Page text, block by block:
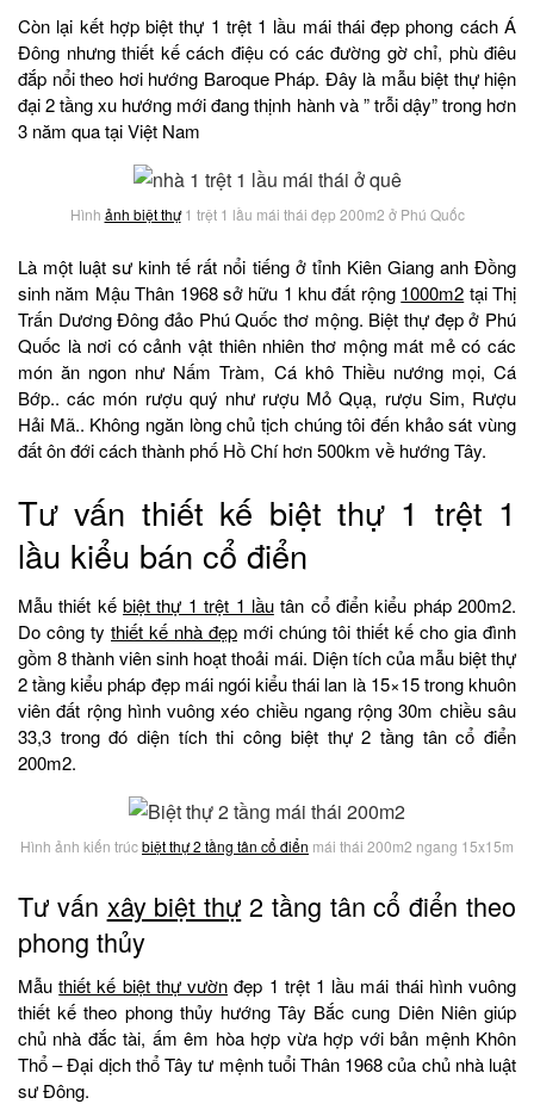
Còn lại kết hợp biệt thự 1 trệt 1 lầu mái thái đẹp phong cách Á
Đông nhưng thiết kế cách điệu có các đường gờ chỉ, phù điêu
đắp nổi theo hơi hướng Baroque Pháp. Đây là mẫu biệt thự hiện
đại 2 tầng xu hướng mới đang thịnh hành và ” trỗi dậy” trong hơn
3 năm qua tại Việt Nam
Hình ảnh biệt thự1 trệt 1 lầu mái thái đẹp 200m2 ở Phú Quốc
Là một luật sư kinh tế rất nổi tiếng ở tỉnh Kiên Giang anh Đồng
sinh năm Mậu Thân 1968 sở hữu 1 khu đất rộng 1000m2 tại Thị
Trấn Dương Đông đảo Phú Quốc thơ mộng. Biệt thự đẹp ở Phú
Quốc là nơi có cảnh vật thiên nhiên thơ mộng mát mẻ có các
món ăn ngon như Nấm Tràm, Cá khô Thiều nướng mọi, Cá
Bớp.. các món rượu quý như rượu Mỏ Qụạ, rượu Sim, Rượu
Hải Mã.. Không ngăn lòng chủ tịch chúng tôi đến khảo sát vùng
đất ôn đới cách thành phố Hồ Chí hơn 500km về hướng Tây.
Tư vấn thiết kế biệt thự 1 trệt 1
lầu kiểu bán cổ điển
Mẫu thiết kếbiệt thự 1 trệt 1 lầutân cổ điển kiểu pháp 200m2.
Do công ty thiết kế nhà đẹp mới chúng tôi thiết kế cho gia đình
gồm 8 thành viên sinh hoạt thoải mái. Diện tích của mẫu biệt thự
2 tầng kiểu pháp đẹp mái ngói kiểu thái lan là 15×15 trong khuôn
viên đất rộng hình vuông xéo chiều ngang rộng 30m chiều sâu
33,3 trong đó diện tích thi công biệt thự 2 tầng tân cổ điển
200m2.
Hình ảnh kiến trúcbiệt thự 2 tầng tân cổ điển mái thái 200m2 ngang 15x15m
Tư vấn xây biệt thự 2 tầng tân cổ điển theo
phong thủy
Mẫuthiết kế biệt thự vườn đẹp 1 trệt 1 lầu mái thái hình vuông
thiết kế theo phong thủy hướng Tây Bắc cung Diên Niên giúp
chủ nhà đắc tài, ấm êm hòa hợp vừa hợp với bản mệnh Khôn
Thổ – Đại dịch thổ Tây tư mệnh tuổi Thân 1968 của chủ nhà luật
sư Đông.